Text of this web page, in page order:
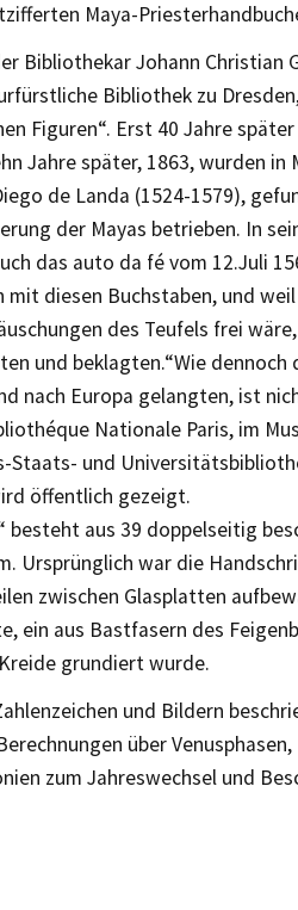
Maya-
Bibliothekar Johann Christian
Bibliothek zu
Figuren“. Erst 40 Jahre
Jahre später, 1863, wurden in
de Landa (1524-1579),
der Mayas betrieben. In
das auto da fé vom 12.Juli
mit diesen Buchstaben, und
des Teufels frei
und beklagten.“Wie dennoch
nach Europa gelangten, ist
Nationale Paris, im
Staats- und
öffentlich gezeigt.
besteht aus 39 doppelseitig
Ursprünglich war die
zwischen Glasplatten
ein aus Bastfasern des
grundiert wurde.
und Bildern
über
zum Jahreswechsel und